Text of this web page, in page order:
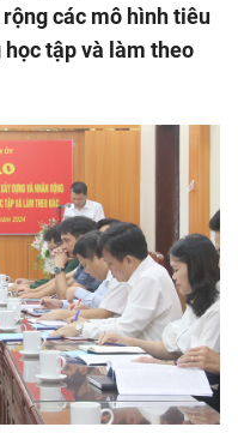
các mô hình tiêu
tập và làm theo